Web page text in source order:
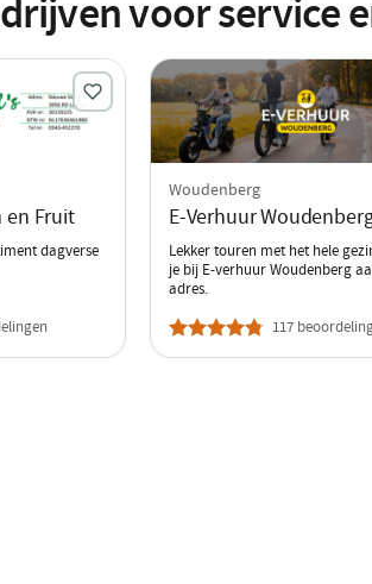
voor service
en Fruit
dagverse
Woudenberg
E-Verhuur
Lekker touren met het hele
je bij E-verhuur Woudenberg
adres.
117